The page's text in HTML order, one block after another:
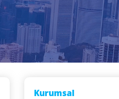
Kurumsal